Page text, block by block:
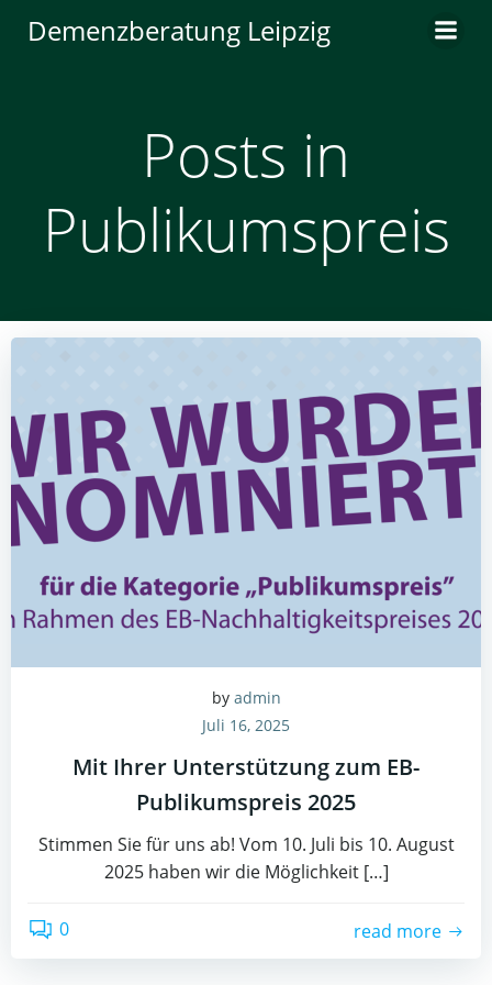
Inhalt
Demenzberatung Leipzig
Posts in
Publikumspreis
by admin
Juli 16, 2025
Mit Ihrer Unterstützung zum EB-
Publikumspreis 2025
Stimmen Sie für uns ab! Vom 10. Juli bis 10. August
2025 haben wir die Möglichkeit […]
0 read more